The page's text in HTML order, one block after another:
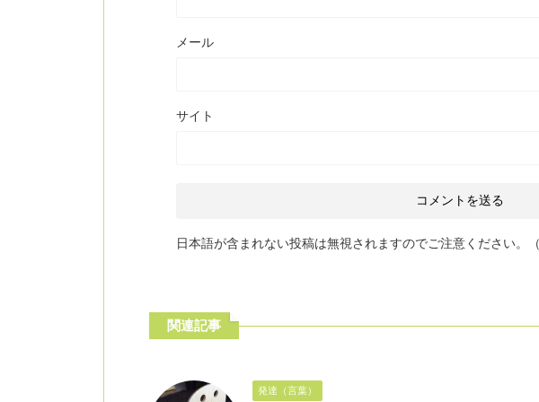
メール
サイト
日本語が含まれない投稿は無視されますのでご注意ください。（
関連記事
発達（言葉）